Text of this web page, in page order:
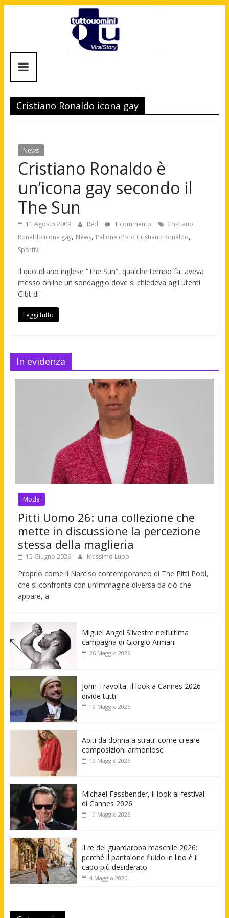
Tuttouomini
Tv,
Cinema,
news
moda
maschile
Cristiano Ronaldo icona gay
News
Cristiano Ronaldo è
un’icona gay secondo il
The Sun
11 Agosto 2009 Red 1 commento
Cristiano
Ronaldo icona gay, News, Pallone d'oro Cristiano Ronaldo,
Sportivi
Il quotidiano inglese “The Sun”, qualche tempo fa, aveva
messo online un sondaggio dove si chiedeva agli utenti
Glbt di
Leggi tutto
In evidenza
Moda
Pitti Uomo 26: una collezione che
mette in discussione la percezione
stessa della maglieria
15 Giugno 2026 Massimo Lupo
Proprio come il Narciso contemporaneo di The Pitti Pool,
che si confronta con un’immagine diversa da ciò che
appare, a
Miguel Angel Silvestre nell’ultima
campagna di Giorgio Armani
26 Maggio 2026
John Travolta, il look a Cannes 2026
divide tutti
19 Maggio 2026
Abiti da donna a strati: come creare
composizioni armoniose
19 Maggio 2026
Michael Fassbender, il look al festival
di Cannes 2026
19 Maggio 2026
Il re del guardaroba maschile 2026:
perché il pantalone fluido in lino è il
capo più desiderato
4 Maggio 2026